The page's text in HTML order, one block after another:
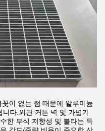
이 없는 점 때문에 알루미늄
다.외관 커튼 벽 및 가볍기
한 부식 저항성 및 불타는 특